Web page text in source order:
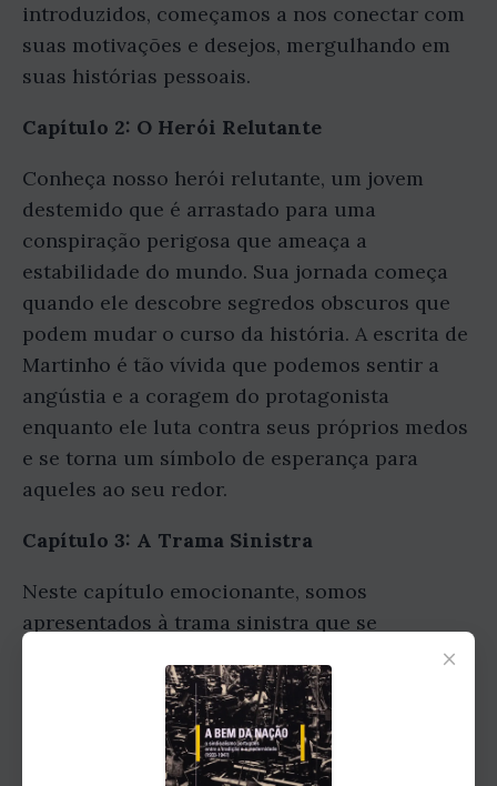
introduzidos, começamos a nos conectar com
suas motivações e desejos, mergulhando em
suas histórias pessoais.
Capítulo 2: O Herói Relutante
Conheça nosso herói relutante, um jovem
destemido que é arrastado para uma
conspiração perigosa que ameaça a
estabilidade do mundo. Sua jornada começa
quando ele descobre segredos obscuros que
podem mudar o curso da história. A escrita de
Martinho é tão vívida que podemos sentir a
angústia e a coragem do protagonista
enquanto ele luta contra seus próprios medos
e se torna um símbolo de esperança para
aqueles ao seu redor.
Capítulo 3: A Trama Sinistra
Neste capítulo emocionante, somos
apresentados à trama sinistra que se
Conspirações políticas, traição e jogos de
poder são apenas algumas das reviravoltas
que aguardam o leitor. À medida que os
personagens entram em conflito uns com os
×